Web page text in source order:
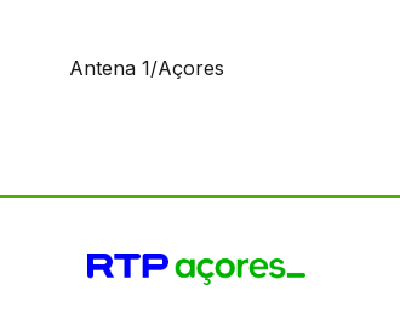
Antena 1/Açores